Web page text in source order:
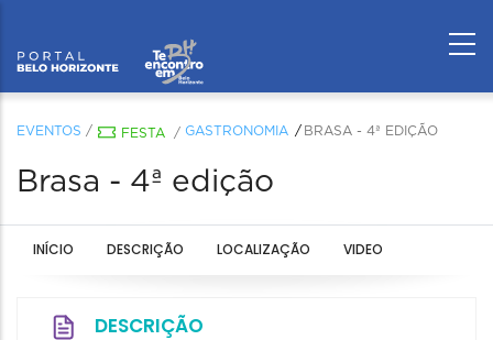
EVENTOS / FESTA / GASTRONOMIA BRASA - 4ª EDIÇÃO
Brasa - 4ª edição
INÍCIO DESCRIÇÃO LOCALIZAÇÃO VIDEO
DESCRIÇÃO